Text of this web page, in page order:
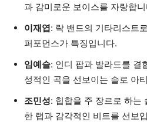
과 감미로운 보이스를 자랑합
이재엽: 락 밴드의 기타리스트
퍼포먼스가 특징입니다.
임예슬: 인디 팝과 발라드를 결
성적인 곡을 선보이는 솔로 아
조민성: 힙합을 주 장르로 하는
한 랩과 감각적인 비트를 선보